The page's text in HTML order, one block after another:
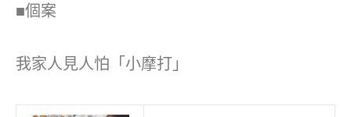
■個案
我家人見人怕「小摩打」